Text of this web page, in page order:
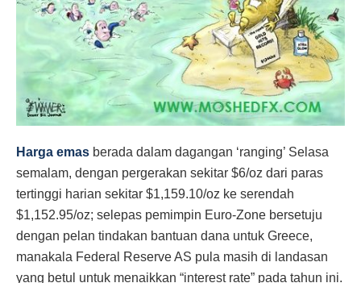
Harga emas berada dalam dagangan ‘ranging’ Selasa
semalam, dengan pergerakan sekitar $6/oz dari paras
tertinggi harian sekitar $1,159.10/oz ke serendah
$1,152.95/oz; selepas pemimpin Euro-Zone bersetuju
dengan pelan tindakan bantuan dana untuk Greece,
manakala Federal Reserve AS pula masih di landasan
yang betul untuk menaikkan “interest rate” pada tahun ini.